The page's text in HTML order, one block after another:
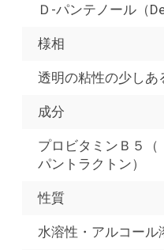
Ｄ-パンテノール（
様相
透明の粘性の少しあ
成分
プロビタミンＢ５（
パントラクトン）
性質
水溶性・アルコール